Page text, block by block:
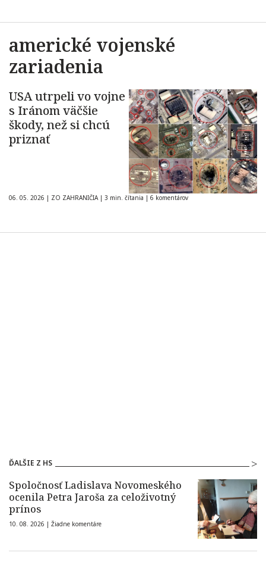
americké vojenské
zariadenia
USA utrpeli vo vojne
s Iránom väčšie
škody, než si chcú
priznať
06. 05. 2026 | ZO ZAHRANIČIA | 3 min. čítania | 6 komentárov
ĎALŠIE Z HS
Spoločnosť Ladislava Novomeského
ocenila Petra Jaroša za celoživotný
prínos
10. 08. 2026 | Žiadne komentáre